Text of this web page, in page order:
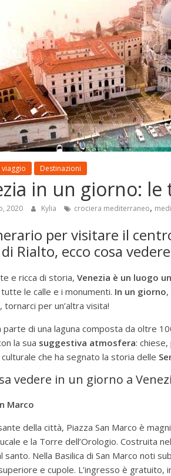
Destinazioni
in un giorno:
2020 Kylia crociera mediterraneo,
per visitare il
Rialto, ecco cosa
e ricca di storia, Venezia è un luogo
le calle e i monumenti. In un giorno
tornarci per un’altra visita!
parte di una laguna composta da oltre
la sua suggestiva atmosfera:
che ha segnato la storia delle
vedere in un giorno a
Marco
della città, Piazza San Marco è
e la Torre dell’Orologio. Costruita
santo. Nella Basilica di San Marco noti
e cupole. L’ingresso è gratuito,